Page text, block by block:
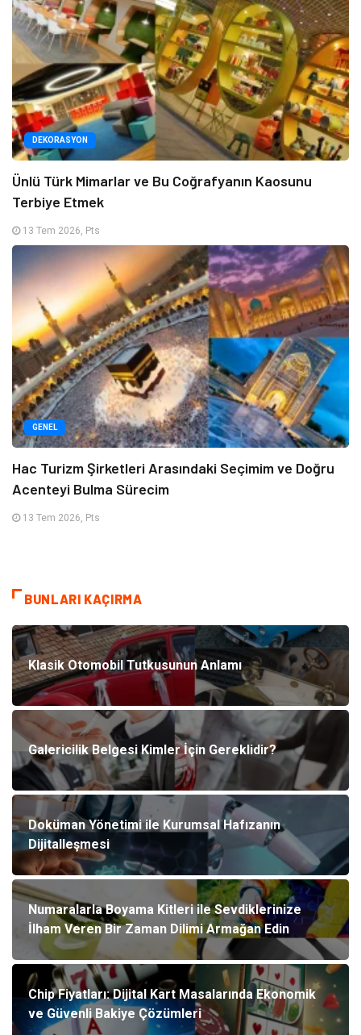
DEKORASYON
Ünlü Türk Mimarlar ve Bu Coğrafyanın Kaosunu
Terbiye Etmek
13 Tem 2026, Pts
GENEL
Hac Turizm Şirketleri Arasındaki Seçimim ve Doğru
Acenteyi Bulma Sürecim
13 Tem 2026, Pts
BUNLARI KAÇIRMA
Klasik Otomobil Tutkusunun Anlamı
Galericilik Belgesi Kimler İçin Gereklidir?
Doküman Yönetimi ile Kurumsal Hafızanın
Dijitalleşmesi
Numaralarla Boyama Kitleri ile Sevdiklerinize
İlham Veren Bir Zaman Dilimi Armağan Edin
Chip Fiyatları: Dijital Kart Masalarında Ekonomik
ve Güvenli Bakiye Çözümleri